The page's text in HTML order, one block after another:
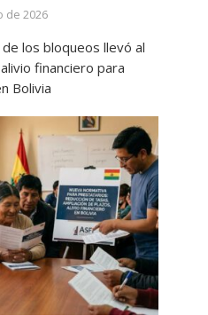
de 2026
los bloqueos llevó al
financiero para
Bolivia